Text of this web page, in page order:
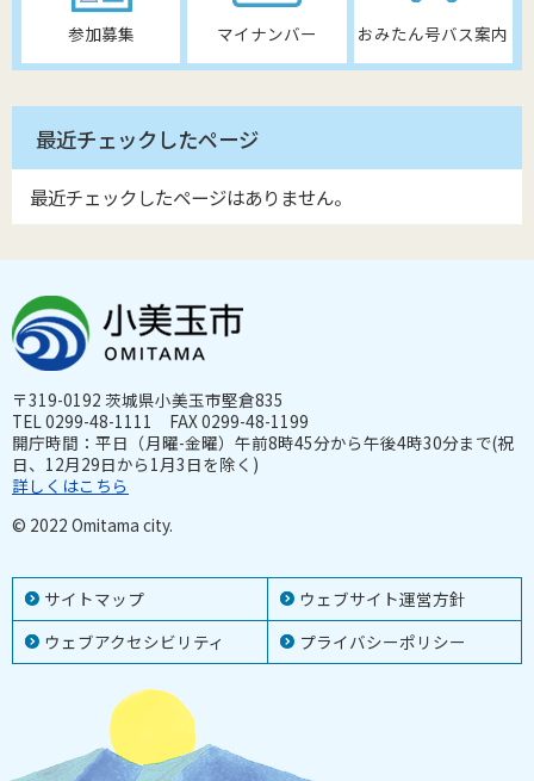
参加募集 マイナンバー おみたん号バス案内
最近チェックしたページ
最近チェックしたページはありません。
サイトマップ
ウェブサイト運営方針
ウェブアクセシビリティ
プライバシーポリシー
〒319-0192 茨城県小美玉市堅倉835
TEL 0299-48-1111 FAX 0299-48-1199
開庁時間：平日（月曜-金曜）午前8時45分から午後4時30分まで(祝
日、12月29日から1月3日を除く)
詳しくはこちら
© 2022 Omitama city.